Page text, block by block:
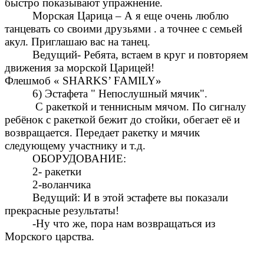
Морская Царица – А я еще очень люблю
танцевать со своими друзьями . а точнее с семьей
акул. Приглашаю вас на танец.
Ведущий- Ребята, встаем в круг и повторяем
движения за морской Царицей!
Флешмоб « SHARKS’ FAMILY»
6) Эстафета " Непослушный мячик".
С ракеткой и теннисным мячом. По сигналу
ребёнок с ракеткой бежит до стойки, обегает её и
возвращается. Передает ракетку и мячик
следующему участнику и т.д.
ОБОРУДОВАНИЕ:
2- ракетки
2-воланчика
Ведущий: И в этой эстафете вы показали
прекрасные результаты!
-Ну что же, пора нам возвращаться из
Морского царства.